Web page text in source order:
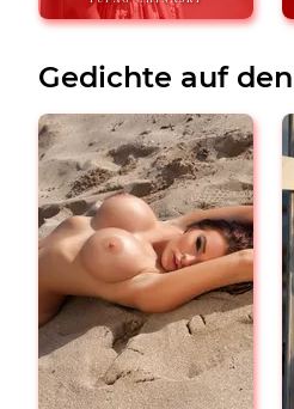
Gedichte auf